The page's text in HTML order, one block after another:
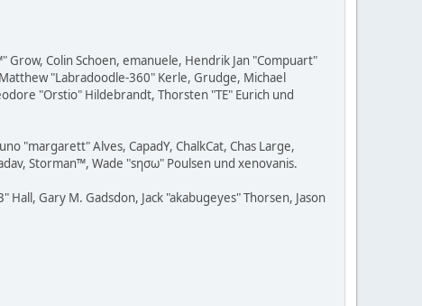
Grow, Colin Schoen, emanuele, Hendrik Jan "Compuart"
"Labradoodle-360" Kerle, Grudge, Michael
"Orstio" Hildebrandt, Thorsten "TE" Eurich und
"margarett" Alves, CapadY, ChalkCat, Chas Large,
Storman™, Wade "sησω" Poulsen und xenovanis.
Gary M. Gadsdon, Jack "akabugeyes" Thorsen, Jason